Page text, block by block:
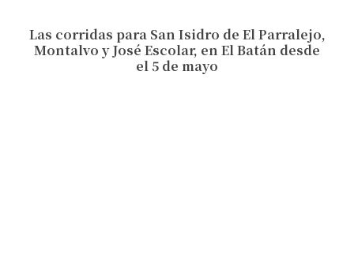
Las corridas para San Isidro de El Parralejo,
Montalvo y José Escolar, en El Batán desde
el 5 de mayo